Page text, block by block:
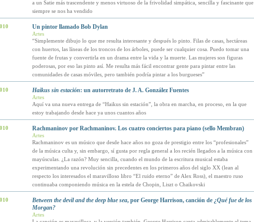
a un Satie más trascendente y menos virtuoso de la frivolidad simpática, sencilla y fascinante que
siempre se nos ha vendido
Un pintor llamado Bob Dylan
Artes
“Simplemente dibujo lo que me resulta interesante y después lo pinto. Filas de casas, hectáreas
con huertos, las líneas de los troncos de los árboles, puede ser cualquier cosa. Puedo tomar una
fuente de frutas y convertirla en un drama entre la vida y la muerte. Las mujeres son figuras
poderosas, por eso las pinto así. Me resulta más fácil encontrar gente para pintar entre las
comunidades de casas móviles, pero también podría pintar a los burgueses”
Haikus sin estación: un autorretrato de J. A. González Fuentes
Artes
Aquí va una nueva entrega de “Haikus sin estación”, la obra en marcha, en proceso, en la que
estoy trabajando desde hace ya unos cuantos años
Rachmaninov por Rachmaninov. Los cuatro conciertos para piano (sello Membran)
Artes
Rachmaninov es un músico que desde hace años no goza de prestigio entre los “profesionales”
de la música culta y, sin embargo, sí gusta por regla general a los recién llegados a la música con
mayúsculas. ¿La razón? Muy sencilla, cuando el mundo de la escritura musical estaba
experimentando una revolución sin precedentes en los primeros años del siglo XX (lean al
respecto los interesados el maravilloso libro “El ruido eterno” de Alex Ross), el maestro ruso
continuaba componiendo música en la estela de Chopin, Liszt o Chaikovski
Between the devil and the deep blue sea, por George Harrison, canción de ¿Qué fue de los
Morgan?
Artes